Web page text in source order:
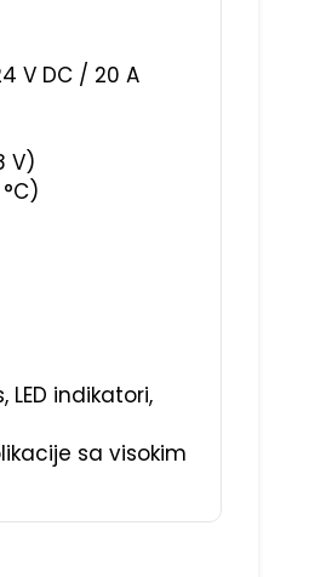
V DC / 20 A
V)
indikatori,
sa visokim